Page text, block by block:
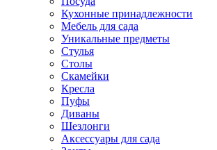
Кухонные принадлежности
Мебель для сада
Уникальные предметы
Стулья
Столы
Скамейки
Кресла
Пуфы
Диваны
Шезлонги
Аксессуары для сада